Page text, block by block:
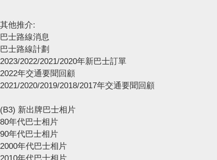
其他推介:
巴士路線消息
巴士路線計劃
2023/2022/2021/2020年新巴士訂單
2022年交通要聞回顧
2021/2020/2019/2018/2017年交通要聞回顧
(B3) 新出牌巴士相片
80年代巴士相片
90年代巴士相片
2000年代巴士相片